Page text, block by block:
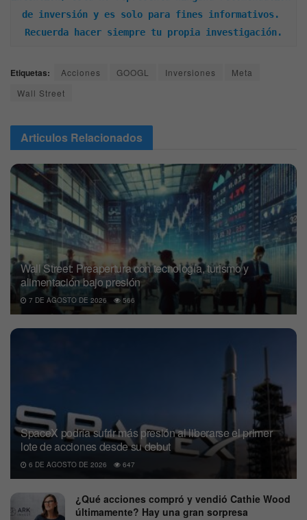
de inversión y es solo para fines informativos.
Recuerda hacer siempre tu propia investigación.
Etiquetas: Acciones GOOGL Inversiones
Meta
Wall Street
Articulos Relacionados
Wall Street: Preapertura con tecnología, turismo y
alimentación bajo presión
7 DE AGOSTO DE 2026 566
SpaceX podría sufrir más presión al liberarse el primer
lote de acciones desde su debut
6 DE AGOSTO DE 2026 647
¿Qué acciones compró y vendió Cathie Wood
últimamente? Hay una gran sorpresa